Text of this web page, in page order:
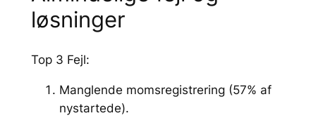
løsninger
Top 3 Fejl:
Manglende momsregistrering (57% af
nystartede).